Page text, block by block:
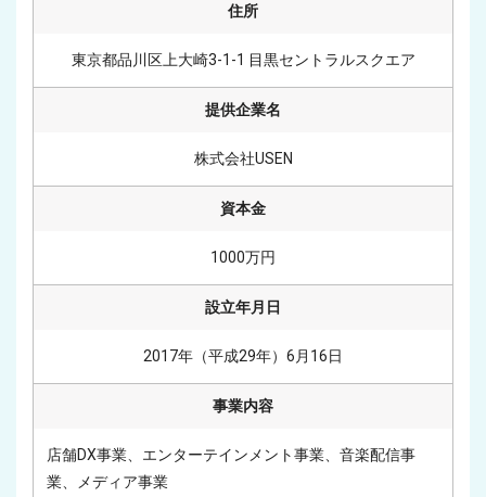
住所
東京都品川区上大崎3-1-1 目黒セントラルスクエア
提供企業名
株式会社USEN
資本金
1000万円
設立年月日
2017年（平成29年）6月16日
事業内容
店舗DX事業、エンターテインメント事業、音楽配信事
業、メディア事業